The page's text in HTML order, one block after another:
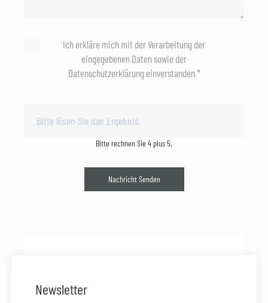
Ich erkläre mich mit der Verarbeitung der
eingegebenen Daten sowie der
Datenschutzerklärung einverstanden.*
Bitte rechnen Sie 4 plus 5.
Nachricht Senden
Newsletter